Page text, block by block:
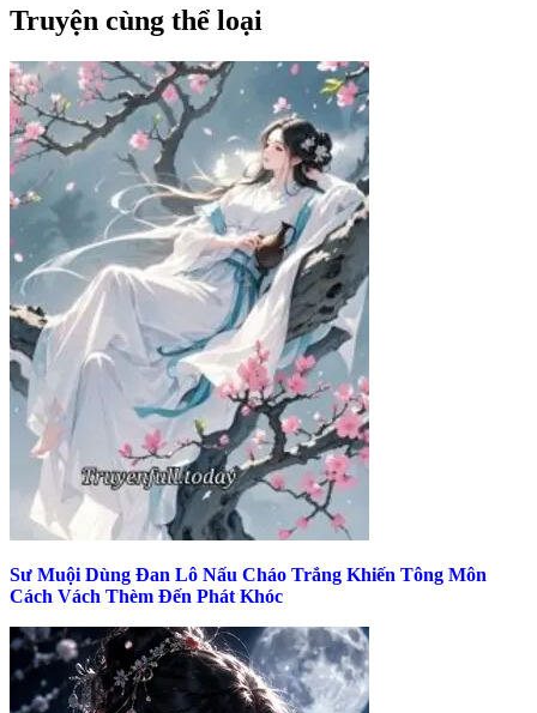
Truyện cùng thể loại
Sư Muội Dùng Đan Lô Nấu Cháo Trắng Khiến Tông Môn
Cách Vách Thèm Đến Phát Khóc